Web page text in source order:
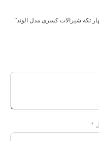
تکه شیرالات کسری مدل الوند”
*